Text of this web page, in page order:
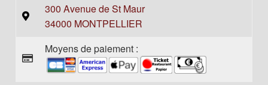
300 Avenue de St Maur
34000 MONTPELLIER
Moyens de paiement :